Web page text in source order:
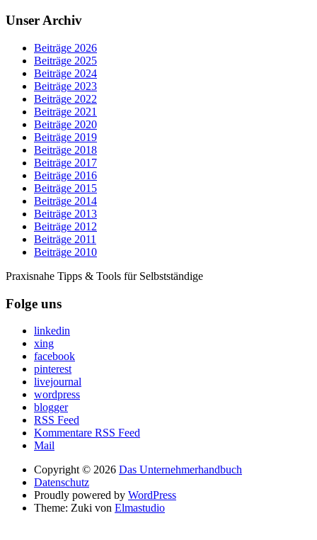
Unser Archiv
Beiträge 2026
Beiträge 2025
Beiträge 2024
Beiträge 2023
Beiträge 2022
Beiträge 2021
Beiträge 2020
Beiträge 2019
Beiträge 2018
Beiträge 2017
Beiträge 2016
Beiträge 2015
Beiträge 2014
Beiträge 2013
Beiträge 2012
Beiträge 2011
Beiträge 2010
Praxisnahe Tipps & Tools für Selbstständige
Folge uns
linkedin
xing
facebook
pinterest
livejournal
wordpress
blogger
RSS Feed
Kommentare RSS Feed
Mail
Copyright © 2026 Das Unternehmerhandbuch
Datenschutz
Proudly powered by WordPress
Theme: Zuki von Elmastudio